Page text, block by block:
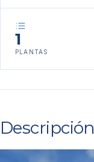
1
PLANTAS
Descripción